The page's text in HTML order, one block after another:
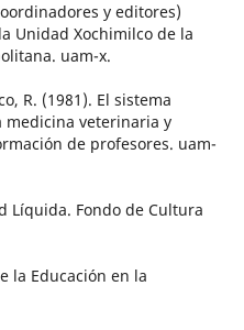
y editores)
Unidad Xochimilco de la
uam-x.
R. (1981). El sistema
medicina veterinaria y
de profesores. uam-
Líquida. Fondo de Cultura
la Educación en la